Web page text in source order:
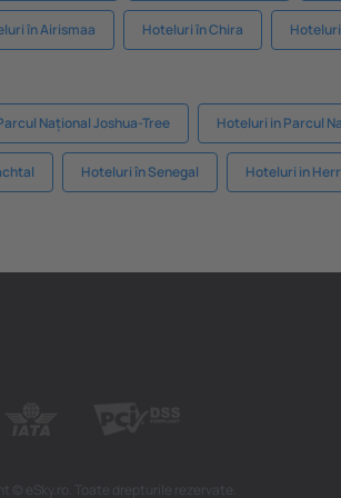
în Airismaa Hoteluri în Chira
Național Joshua-Tree Hoteluri in Parcul
Hoteluri în Senegal Hoteluri in
© eSky.ro. Toate drepturile rezervate.